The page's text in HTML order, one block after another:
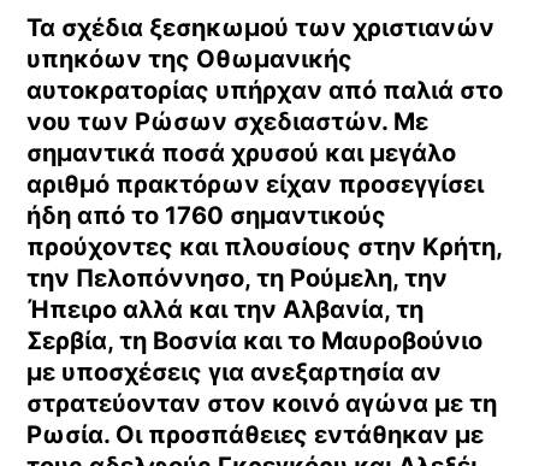
Τα σχέδια ξεσηκωμού των χριστιανών
υπηκόων της Οθωμανικής
αυτοκρατορίας υπήρχαν από παλιά στο
νου των Ρώσων σχεδιαστών. Με
σημαντικά ποσά χρυσού και μεγάλο
αριθμό πρακτόρων είχαν προσεγγίσει
ήδη από το 1760 σημαντικούς
προύχοντες και πλουσίους στην Κρήτη,
την Πελοπόννησο, τη Ρούμελη, την
Ήπειρο αλλά και την Αλβανία, τη
Σερβία, τη Βοσνία και το Μαυροβούνιο
με υποσχέσεις για ανεξαρτησία αν
στρατεύονταν στον κοινό αγώνα με τη
Ρωσία. Οι προσπάθειες εντάθηκαν με